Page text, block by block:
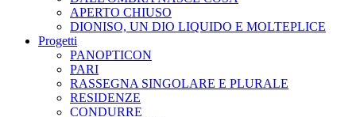
APERTO CHIUSO
DIONISO, UN DIO LIQUIDO E MOLTEPLICE
Progetti
PANOPTICON
PARI
RASSEGNA SINGOLARE E PLURALE
RESIDENZE
CONDURRE